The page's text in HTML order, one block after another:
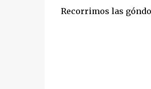
Recorrimos las